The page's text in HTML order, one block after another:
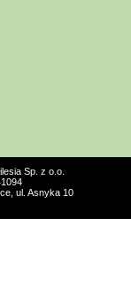
Sp. z o.o.
ul. Asnyka 10